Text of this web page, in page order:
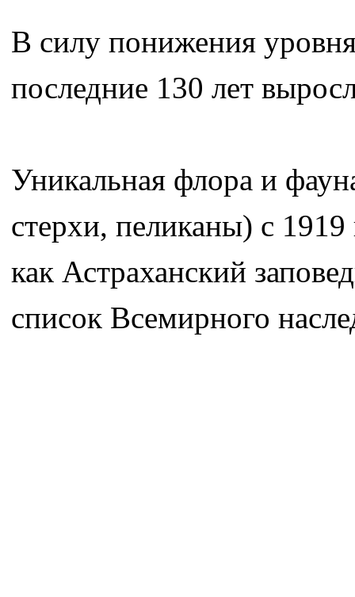
В силу понижения
последние 130 лет
Уникальная флора и
стерхи, пеликаны) с 1919
как Астраханский
список Всемирного